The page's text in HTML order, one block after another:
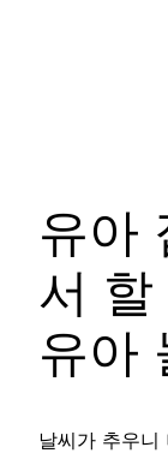
유아
서
유아
날씨가 추우니